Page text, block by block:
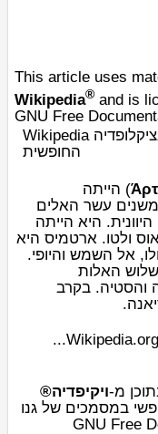
This article uses
Wikipedia® and is
GNU Free
Wikipedia ויקיפדיה העברית-האנציקלופדיה
החופשית
) הייתה
עשר האלים
. היא הייתה
ולטו. ארטמיס היא
, אל השמש והיופי.
האלות
והסטיה. בקרב
.
מ-ויקיפדיה®
במסמכים של גנו
GNU Free